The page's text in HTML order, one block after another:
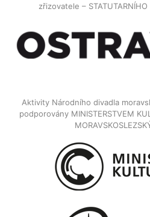
zřizovatele – STATUTARNÍHO
Aktivity Národního divadla
podporovány MINISTERSTVEM